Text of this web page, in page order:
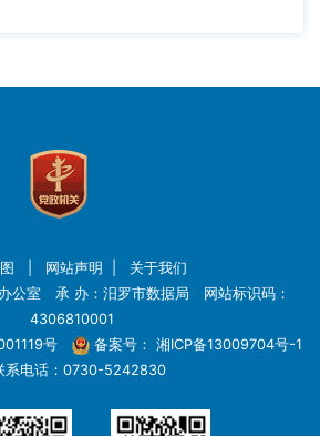
网站声明
关于我们
公室 承 办：汨罗市数据局 网站标识码：
4306810001
号
备案号： 湘ICP备13009704号-1
电话：0730-5242830